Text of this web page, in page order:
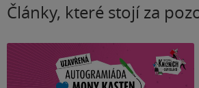
Články, které stojí za